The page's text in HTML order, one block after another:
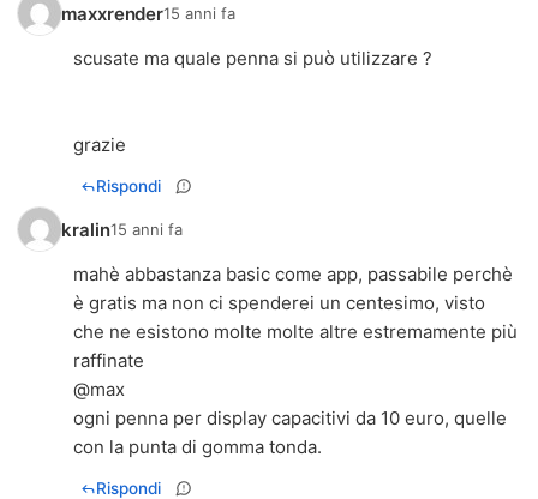
maxxrender15 anni fa
scusate ma quale penna si può utilizzare ?
grazie
Rispondi
kralin15 anni fa
mahè abbastanza basic come app, passabile perchè
è gratis ma non ci spenderei un centesimo, visto
che ne esistono molte molte altre estremamente più
raffinate
@max
ogni penna per display capacitivi da 10 euro, quelle
con la punta di gomma tonda.
Rispondi